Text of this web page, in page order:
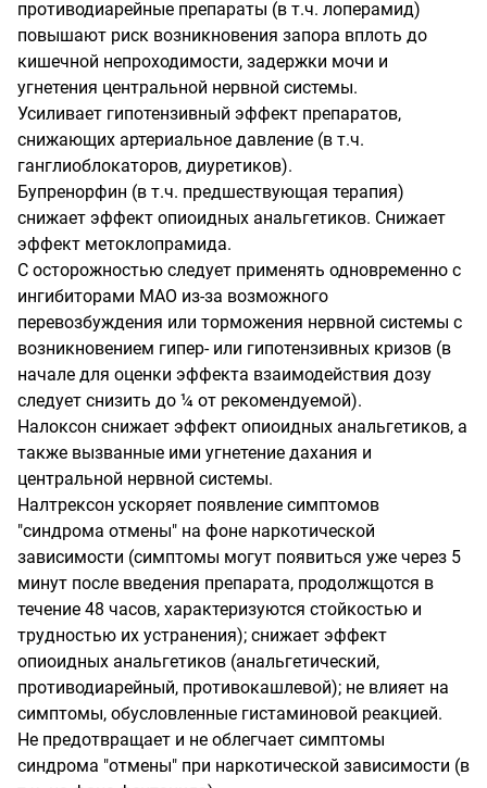
противодиарейные препараты (в т.ч. лоперамид)
повышают риск возникновения запора вплоть до
кишечной непроходимости, задержки мочи и
угнетения центральной нервной системы.
Усиливает гипотензивный эффект препаратов,
снижающих артериальное давление (в т.ч.
ганглиоблокаторов, диуретиков).
Бупренорфин (в т.ч. предшествующая терапия)
снижает эффект опиоидных анальгетиков. Снижает
эффект метоклопрамида.
С осторожностью следует применять одновременно с
ингибиторами МАО из-за возможного
перевозбуждения или торможения нервной системы с
возникновением гипер- или гипотензивных кризов (в
начале для оценки эффекта взаимодействия дозу
следует снизить до ¼ от рекомендуемой).
Налоксон снижает эффект опиоидных анальгетиков, а
также вызванные ими угнетение дахания и
центральной нервной системы.
Налтрексон ускоряет появление симптомов
"синдрома отмены" на фоне наркотической
зависимости (симптомы могут появиться уже через 5
минут после введения препарата, продолжщотся в
течение 48 часов, характеризуются стойкостью и
трудностью их устранения); снижает эффект
опиоидных анальгетиков (анальгетический,
противодиарейный, противокашлевой); не влияет на
симптомы, обусловленные гистаминовой реакцией.
Не предотвращает и не облегчает симптомы
синдрома "отмены" при наркотической зависимости (в